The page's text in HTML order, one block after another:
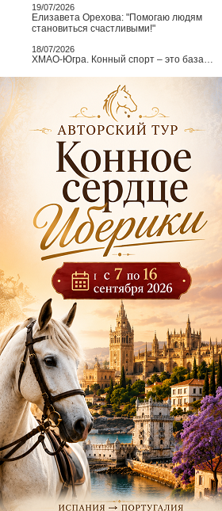
19/07/2026
Елизавета Орехова: "Помогаю людям
становиться счастливыми!"
18/07/2026
ХМАО-Югра. Конный спорт – это база…